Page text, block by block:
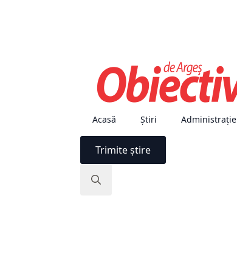
Acasă Știri Administraţie
Trimite știre